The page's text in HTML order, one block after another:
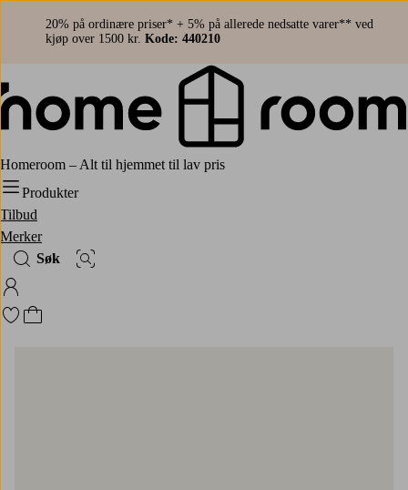
20% på ordinære priser* + 5% på allerede nedsatte varer** ved
kjøp over 1500 kr. Kode: 440210
Homeroom – Alt til hjemmet til lav pris
Produkter
Tilbud
Merker
Søk
Bildesøk
Logg på Homeroom
Gå til favorittmerkede produkter
Gå til handlekurven